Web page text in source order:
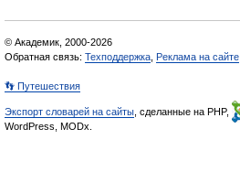
© Академик, 2000-2026
Обратная связь: Техподдержка Реклама на сайте
👣 Путешествия
Экспорт словарей на сайты , сделанные на PHP,
WordPress, MODx.